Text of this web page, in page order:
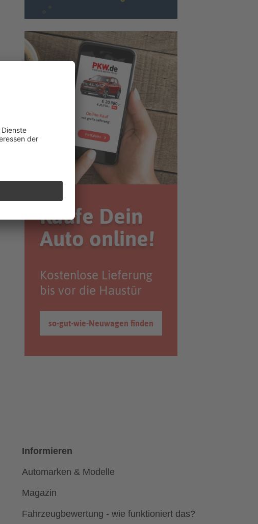
Kaufe Dein
Auto online!
Kostenlose Lieferung
bis vor die Haustür
so-gut-wie-Neuwagen finden
Informieren
Automarken & Modelle
Magazin
Fahrzeugbewertung - wie funktioniert das?